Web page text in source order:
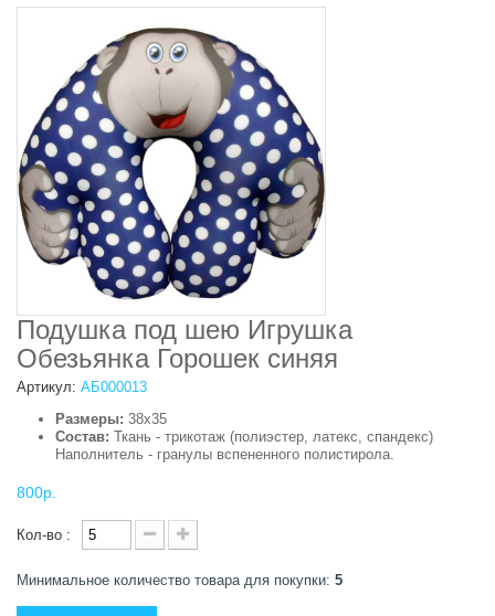
Подушка под шею Игрушка
Обезьянка Горошек синяя
Артикул: АБ000013
Размеры: 38х35
Состав: Ткань - трикотаж (полиэстер, латекс, спандекс)
Наполнитель - гранулы вспененного полистирола.
800р.
Кол-во :
Минимальное количество товара для покупки: 5